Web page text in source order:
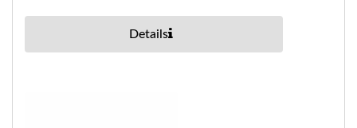
Details